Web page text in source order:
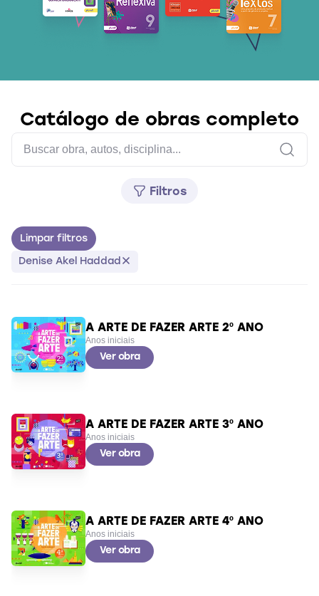
Catálogo de obras completo
Filtros
Limpar filtros
Denise Akel Haddad
A ARTE DE FAZER ARTE 2º ANO
Anos iniciais
Ver obra
A ARTE DE FAZER ARTE 3º ANO
Anos iniciais
Ver obra
A ARTE DE FAZER ARTE 4º ANO
Anos iniciais
Ver obra